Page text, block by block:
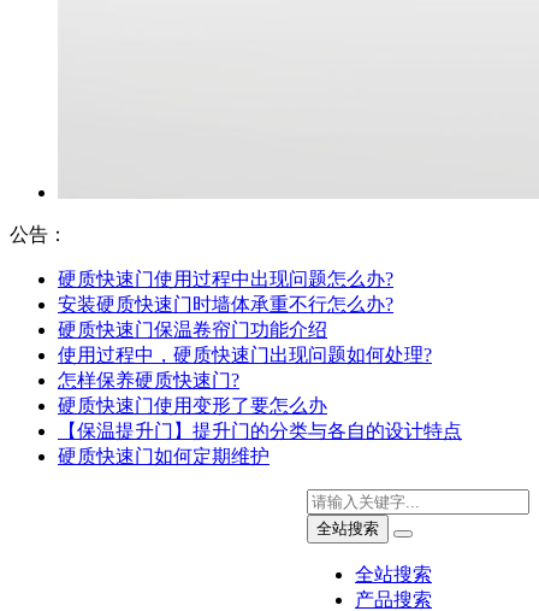
公告：
硬质快速门使用过程中出现问题怎么办?
安装硬质快速门时墙体承重不行怎么办?
硬质快速门保温卷帘门功能介绍
使用过程中，硬质快速门出现问题如何处理?
怎样保养硬质快速门?
硬质快速门使用变形了要怎么办
【保温提升门】提升门的分类与各自的设计特点
硬质快速门如何定期维护
全站搜索
全站搜索
产品搜索